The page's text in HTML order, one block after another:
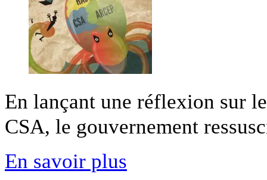
En lançant une réflexion sur
CSA, le gouvernement
En savoir plus